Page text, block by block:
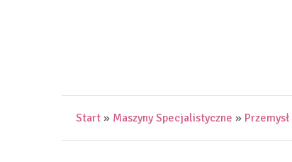
Start » Maszyny Specjalistyczne »